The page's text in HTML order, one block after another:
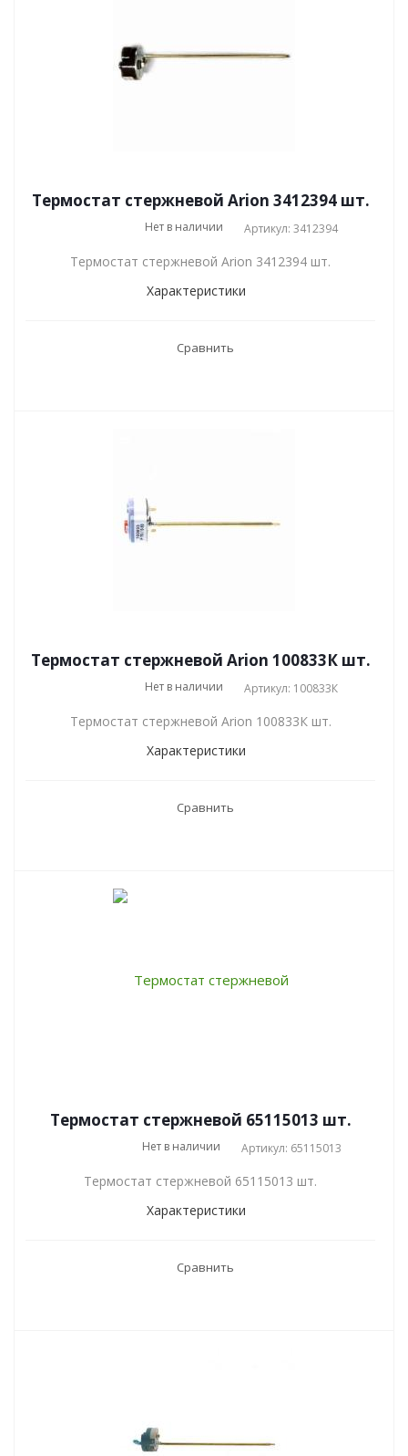
Термостат стержневой Arion 3412394 шт.
Нет в наличии Артикул: 3412394
Термостат стержневой Arion 3412394 шт.
Характеристики
Сравнить
Термостат стержневой Arion 100833К шт.
Нет в наличии Артикул: 100833К
Термостат стержневой Arion 100833К шт.
Характеристики
Сравнить
Термостат стержневой 65115013 шт.
Нет в наличии Артикул: 65115013
Термостат стержневой 65115013 шт.
Характеристики
Сравнить